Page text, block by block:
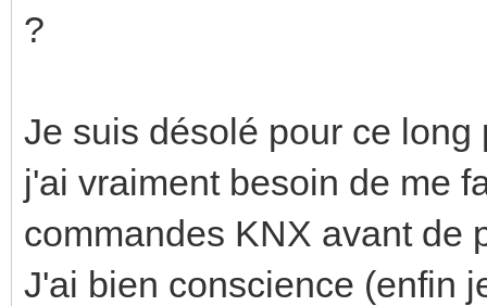
?
Je suis désolé pour ce
j'ai vraiment besoin de me
commandes KNX avant de
J'ai bien conscience (enfin